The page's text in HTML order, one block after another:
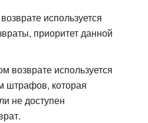
используется
приоритет данной
возврате используется
штрафов, которая
не доступен